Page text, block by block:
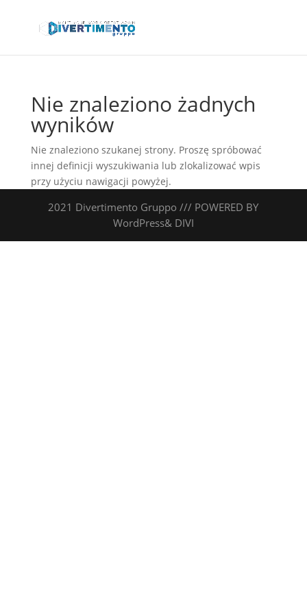
Nie znaleziono żadnych
wyników
Nie znaleziono szukanej strony. Proszę spróbować
innej definicji wyszukiwania lub zlokalizować wpis
przy użyciu nawigacji powyżej.
2021 Divertimento Gruppo /// POWERED BY
WordPress& DIVI